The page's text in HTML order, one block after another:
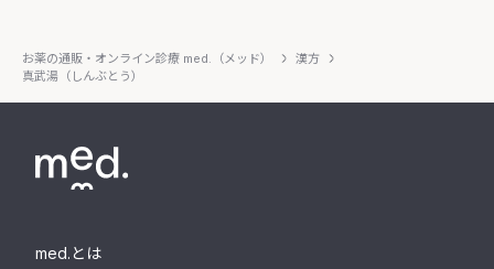
お薬の通販・オンライン診療 med.（メッド）
漢方
真武湯（しんぶとう）
med.とは